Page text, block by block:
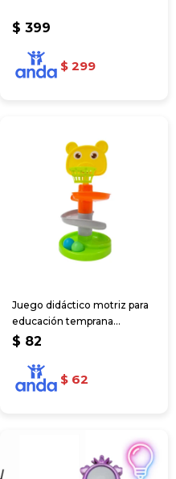
$ 399
$ 299
Juego didáctico motriz para
educación temprana
(OW415)
$ 82
$ 62